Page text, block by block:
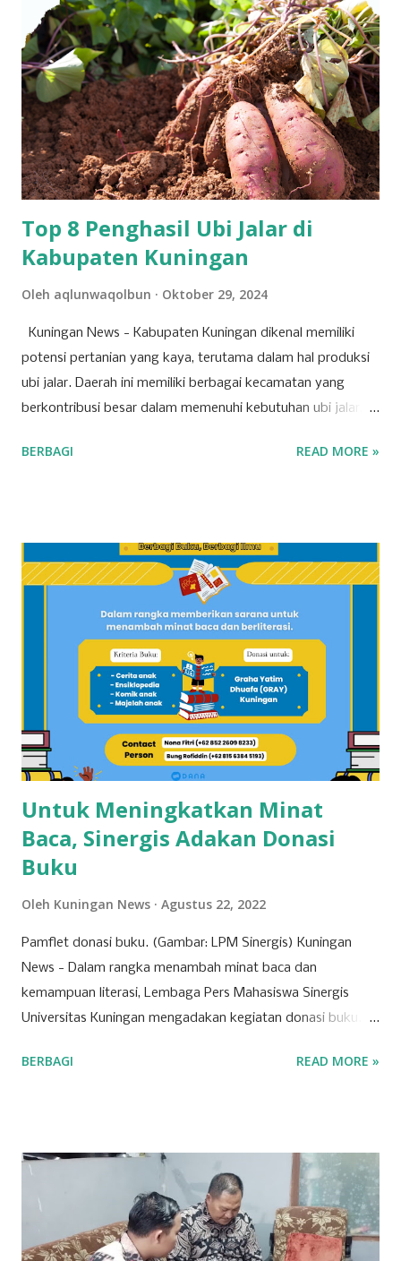
Mania Dadakan). Meski belum berhasil keluar sebagai juara,
pengalaman tersebut menjadi tonggak sejarah penting
dalam karier bermusiknya. “Iya alhamdulillah aktu tannggal
28 maret kemarin, ikut dmd ya walaupun tidak sampai jadi
juara cuman aku ingin terus mendalami dan berkiprah lewat
karya Aku di dunia seni musik ini,” tuturnya kala
diwawancara Kamis (9/4/2026). Baginya, kegagalan...
Top 8 Penghasil Ubi Jalar di
Kabupaten Kuningan
Oleh aqlunwaqolbun Oktober 29, 2024
Kuningan News - Kabupaten Kuningan dikenal memiliki
potensi pertanian yang kaya, terutama dalam hal produksi
ubi jalar. Daerah ini memiliki berbagai kecamatan yang
berkontribusi besar dalam memenuhi kebutuhan ubi jalar,
tujuh kecamatan di Kabupaten Kuningan yang mencatat
Dengan produksi sebesar 45.702 ton, Kecamatan Cilimus
menyumbangkan hampir setengah dari total produksi ubi
jalar di wilayah ini. Kondisi tanah yang subur dan teknik
pertanian yang optimal menjadikan Cilimus sebagai sentra
utama produksi ubi jalar. 2. Kecamatan Cigandamekar
Posisi kedua ditempati oleh Kecamatan Cigandamekar
dengan total produksi mencapai 28.966 ton. Daerah ini
dikenal dengan pertanian yang beragam dan kualitas ubi
jalar yang baik, sehingga mampu bersaing dengan ...
BERBAGI READ MORE »
Untuk Meningkatkan Minat
Baca, Sinergis Adakan Donasi
Buku
Oleh Kuningan News Agustus 22, 2022
Pamflet donasi buku. (Gambar: LPM Sinergis) Kuningan
News - Dalam rangka menambah minat baca dan
kemampuan literasi, Lembaga Pers Mahasiswa Sinergis
Universitas Kuningan mengadakan kegiatan donasi buku.
Yatim Dhu'afa Kuningan. Pengumpulan donasi buku
siapapun yang ingin melakukan donasi buku dapat
menghubungi narahubung Fitri (085226098233) atau
Rofiddin (081563845193). Kegiatan donasi buku tersebut
adalah bagian dari kegiatan yang akan Sinergis lakukan
BERBAGI READ MORE »